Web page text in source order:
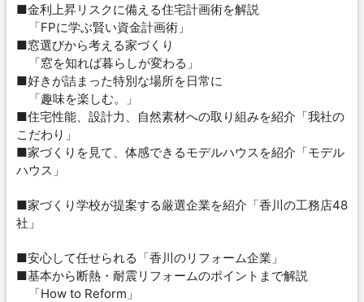
■金利上昇リスクに備える住宅計画術を解説
「FPに学ぶ賢い資金計画術」
■窓選びから考える家づくり
「窓を知れば暮らしが変わる」
■好きが詰まった特別な場所を日常に
「趣味を楽しむ。」
■住宅性能、設計力、自然素材への取り組みを紹介「我社の
こだわり」
■家づくりを見て、体感できるモデルハウスを紹介「モデル
ハウス」
■家づくり学校が提案する厳選企業を紹介「香川の工務店48
社」
■安心して任せられる「香川のリフォーム企業」
■基本から断熱・耐震リフォームのポイントまで解説
「How to Reform」